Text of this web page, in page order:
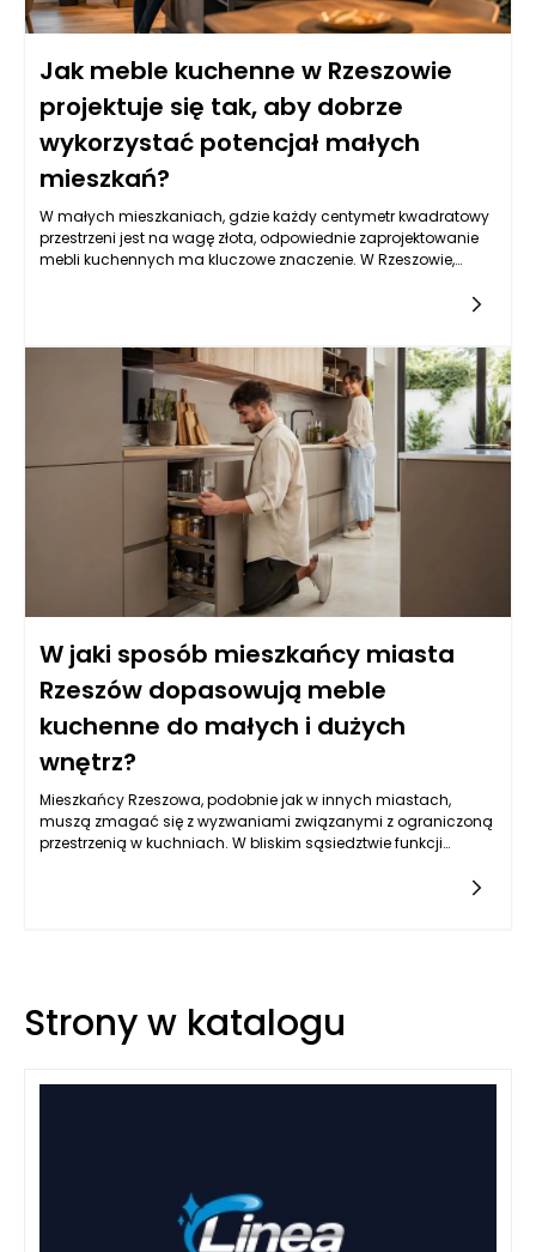
Jak meble kuchenne w Rzeszowie
projektuje się tak, aby dobrze
wykorzystać potencjał małych
mieszkań?
W małych mieszkaniach, gdzie każdy centymetr kwadratowy
przestrzeni jest na wagę złota, odpowiednie zaprojektowanie
mebli kuchennych ma kluczowe znaczenie. W Rzeszowie,
decyduje się na mieszkania o ograniczonej powierzchni, co
wyzwaniem. Meble kuchenne muszą nie tylko estetycznie
komponować się z wnętrzem, ale także maksymalizować
dostępne miejsce, oferując odpowiednią ilość miejsca do
przechowywania oraz zapewniając wygodę użytkowania. W
procesie projektowania ważne jest więc uwzględnienie
specyficznych potrzeb mieszkańców, stworzenie
harmonijnego układu oraz wykorzystanie innowacyjnych
rozwiązań technologicznych.
W jaki sposób mieszkańcy miasta
Rzeszów dopasowują meble
kuchenne do małych i dużych
wnętrz?
Mieszkańcy Rzeszowa, podobnie jak w innych miastach,
muszą zmagać się z wyzwaniami związanymi z ograniczoną
przestrzenią w kuchniach. W bliskim sąsiedztwie funkcji
jasne kolory mebli kuchennych oraz lusterka na frontach i w
dekoracjach optycznie powiększają przestrzeń, co jest
ograniczony metraż.
Strony w katalogu